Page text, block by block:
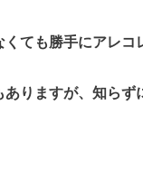
ても勝手にアレ
りますが、知らず